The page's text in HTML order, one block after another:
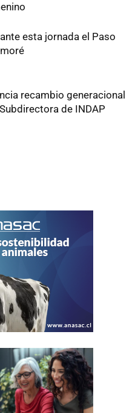
esta jornada el Paso
recambio generacional
de INDAP